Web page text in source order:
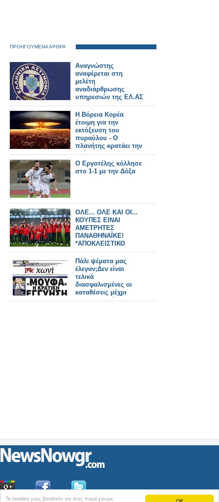
Ta cookies μας βοηθούν να σας παρέχουμε
ΠΡΟΗΓΟΥΜΕΝΑ ΑΡΘΡΑ
Αναγνώστης
αναφέρεται στη
μελέτη
αναδιάρθρωσης
υπηρεσιών της ΕΛ.ΑΣ
H Βόρεια Κορέα
έτοιμη για την
εκτόξευση του
πυραύλου - Ο
πλανήτης κρατάει την
ανάσα του
Ο Εργοτέλης κόλλησε
στο 1-1 με την Δόξα
ΟΛΕ... ΟΛΕ ΚΑΙ ΟΙ...
ΚΟΥΠΕΣ ΕΙΝΑΙ
ΑΜΕΤΡΗΤΕΣ
ΠΑΝΑΘΗΝΑΪΚΕ!
*ΑΠΟΚΛΕΙΣΤΙΚΟ
ΒΙΝΤΕΟ*
Πάλι ψέματα μας
έλεγαν;Δεν είναι
τελικά
διασφαλισμένες οι
καταθέσεις μέχρι
100.000 ευρώ;